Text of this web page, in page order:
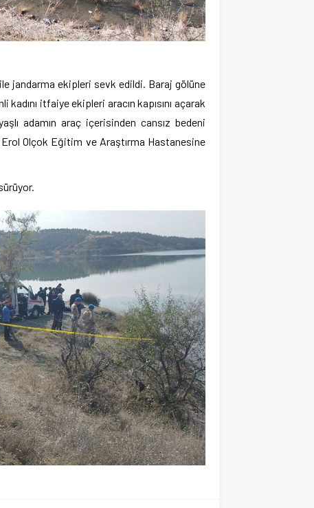
jandarma ekipleri sevk edildi. Baraj gölüne
itfaiye ekipleri aracın kapısını açarak
adamın araç içerisinden cansız bedeni
Erol Olçok Eğitim ve Araştırma Hastanesine